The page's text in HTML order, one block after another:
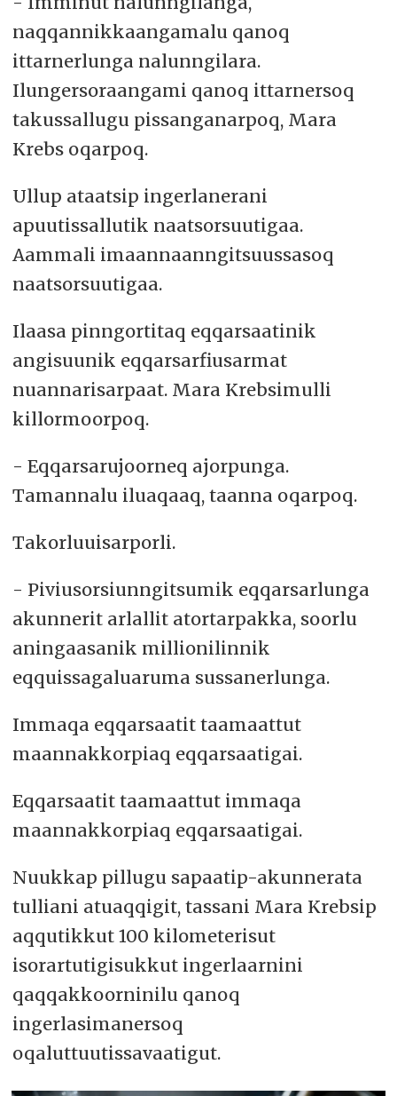
naqqannikkaangamalu qanoq
ittarnerlunga nalunngilara.
Ilungersoraangami qanoq ittarnersoq
takussallugu pissanganarpoq, Mara
Krebs oqarpoq.
Ullup ataatsip ingerlanerani
apuutissallutik naatsorsuutigaa.
Aammali imaannaanngitsuussasoq
naatsorsuutigaa.
Ilaasa pinngortitaq eqqarsaatinik
angisuunik eqqarsarfiusarmat
nuannarisarpaat. Mara Krebsimulli
killormoorpoq.
- Eqqarsarujoorneq ajorpunga.
Tamannalu iluaqaaq, taanna oqarpoq.
Takorluuisarporli.
- Piviusorsiunngitsumik eqqarsarlunga
akunnerit arlallit atortarpakka, soorlu
aningaasanik millionilinnik
eqquissagaluaruma sussanerlunga.
Immaqa eqqarsaatit taamaattut
maannakkorpiaq eqqarsaatigai.
Eqqarsaatit taamaattut immaqa
maannakkorpiaq eqqarsaatigai.
Nuukkap pillugu sapaatip-akunnerata
tulliani atuaqqigit, tassani Mara Krebsip
aqqutikkut 100 kilometerisut
isorartutigisukkut ingerlaarnini
qaqqakkoorninilu qanoq
ingerlasimanersoq
oqaluttuutissavaatigut.